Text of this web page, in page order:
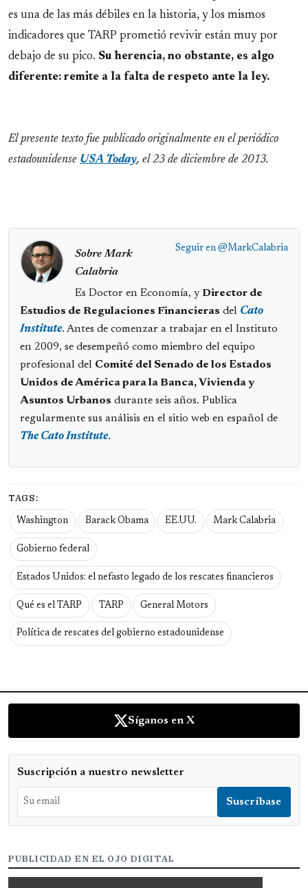
es una de las más débiles en la historia, y los mismos
indicadores que TARP prometió revivir están muy por
debajo de su pico. Su herencia, no obstante, es algo
diferente: remite a la falta de respeto ante la ley.
El presente texto fue publicado originalmente en el periódico
estadounidense USA Today, el 23 de diciembre de 2013.
Seguir en @MarkCalabria
Sobre Mark
Calabria
Es Doctor en Economía, y Director de
Estudios de Regulaciones Financieras del Cato
Institute. Antes de comenzar a trabajar en el Instituto
en 2009, se desempeñó como miembro del equipo
profesional del Comité del Senado de los Estados
Unidos de América para la Banca, Vivienda y
Asuntos Urbanos durante seis años. Publica
regularmente sus análisis en el sitio web en español de
The Cato Institute.
TAGS:
Washington Barack Obama EE.UU. Mark Calabria
Gobierno federal
Estados Unidos: el nefasto legado de los rescates financieros
Qué es el TARP TARP General Motors
Política de rescates del gobierno estadounidense
Síganos en X
Suscripción a nuestro newsletter
PUBLICIDAD EN EL OJO DIGITAL